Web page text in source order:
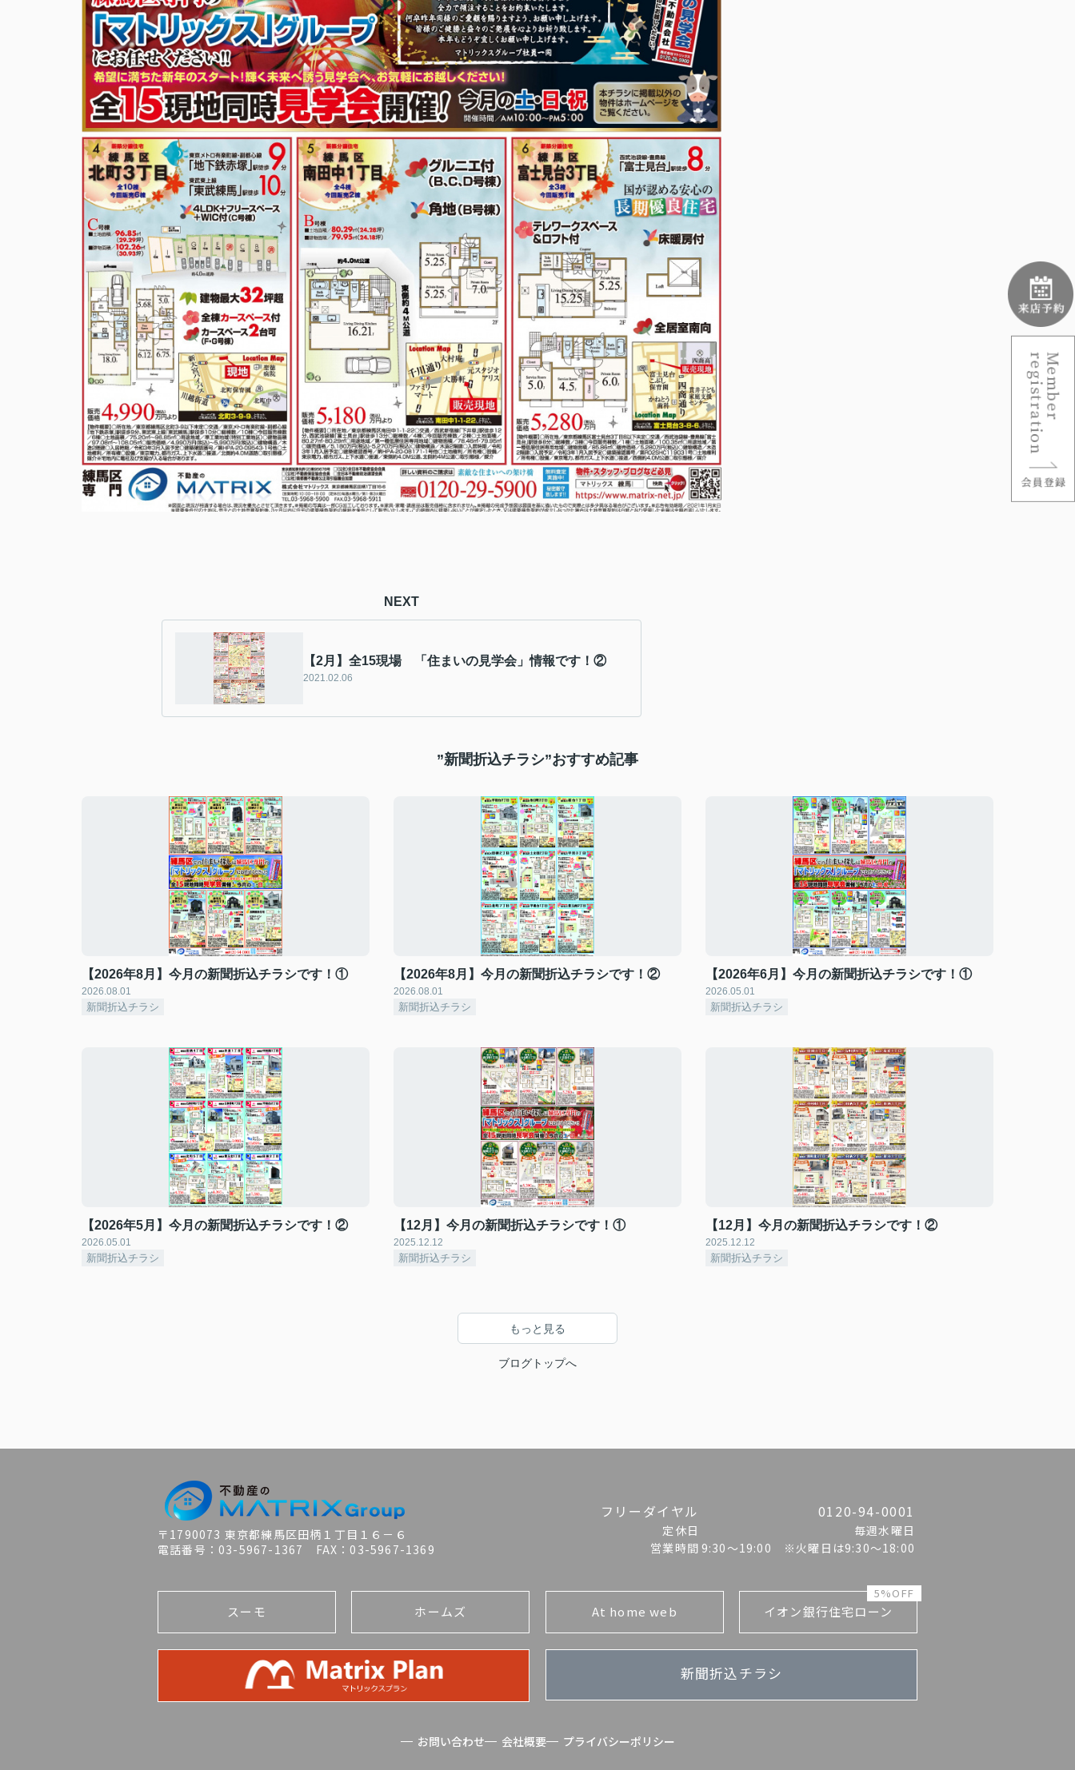
NEXT
【2月】全15現場 「住まいの見学会」情報です！②
2021.02.06
”新聞折込チラシ”おすすめ記事
【2026年8月】今月の新聞折込チラシです！①
2026.08.01
新聞折込チラシ
【2026年8月】今月の新聞折込チラシです！②
2026.08.01
新聞折込チラシ
【2026年6月】今月の新聞折込チラシです！①
2026.05.01
新聞折込チラシ
【2026年5月】今月の新聞折込チラシです！②
2026.05.01
新聞折込チラシ
【12月】今月の新聞折込チラシです！①
2025.12.12
新聞折込チラシ
【12月】今月の新聞折込チラシです！②
2025.12.12
新聞折込チラシ
もっと見る
ブログトップへ
〒1790073 東京都練馬区田柄１丁目１６－６
電話番号：03-5967-1367 FAX：03-5967-1369
フリーダイヤル 0120-94-0001
定休日
毎週水曜日
営業時間 9:30〜19:00 ※火曜日は9:30～18:00
スーモ ホームズ At home web イオン銀行住宅ローン
5%OFF
新聞折込チラシ
お問い合わせ 会社概要 プライバシーポリシー